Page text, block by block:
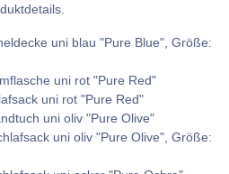
uni blau "Pure Blue", Größe:
uni rot "Pure Red"
uni rot "Pure Red"
uni oliv "Pure Olive"
uni oliv "Pure Olive", Größe: